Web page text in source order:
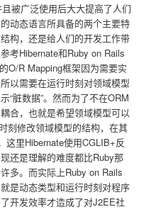
被广泛使用后大大提高了人们
动态语言所具备的两个主要特
构，还是给人们的开发工作带
考Hibernate和Ruby on Rails
O/R Mapping框架因为需要实
以需要在运行时刻对领域模型
“脏数据”。然而为了不在ORM
合，也就是希望领域模型可以
刻修改领域模型的结构，在其
这里Hibernate使用CGLIB+反
还是理解的难度都比Ruby那
多。而实际上Ruby on Rails
是动态类型和运行时刻对程序
开发效率才造成了对J2EE社